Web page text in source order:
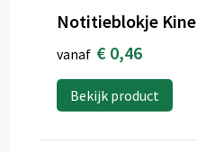
Notitieblokje Kine
vanaf € 0,46
Bekijk product